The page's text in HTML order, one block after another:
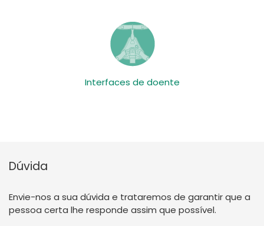
Interfaces de doente
Dúvida
Envie-nos a sua dúvida e trataremos de garantir que a
pessoa certa lhe responde assim que possível.